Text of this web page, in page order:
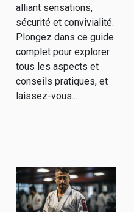
alliant sensations,
sécurité et convivialité.
Plongez dans ce guide
complet pour explorer
tous les aspects et
conseils pratiques, et
laissez-vous...